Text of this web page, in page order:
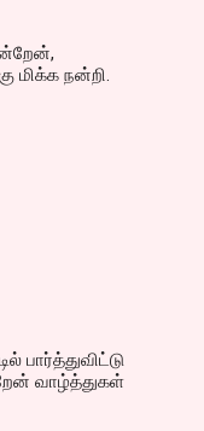
மிக்க நன்றி.
பார்த்துவிட்டு
வாழ்த்துகள்